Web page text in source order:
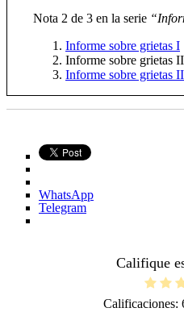
Nota 2 de 3 en la serie
Informe sobre grietas I
Informe sobre grietas II
Informe sobre grietas
WhatsApp
Telegram
Califique
Calificaciones: